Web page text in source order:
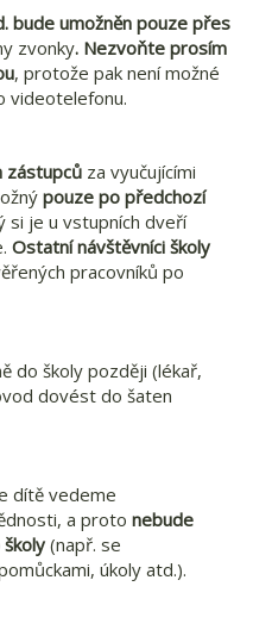
bude umožněn pouze přes
zvonky. Nezvoňte prosím
, protože pak není možné
videotelefonu.
zástupců za vyučujícími
pouze po předchozí
si je u vstupních dveří
Ostatní návštěvníci školy
pracovníků po
do školy později (lékař,
dovést do šaten
dítě vedeme
a proto nebude
(např. se
úkoly atd.).